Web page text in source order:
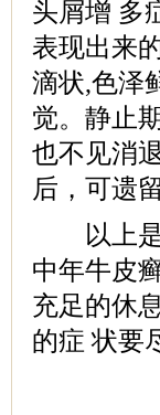
头屑增 多
表现出来
滴状,色泽
觉。静止
也不见消
后，可遗
以上是
中年牛皮
充足的休
的症 状要